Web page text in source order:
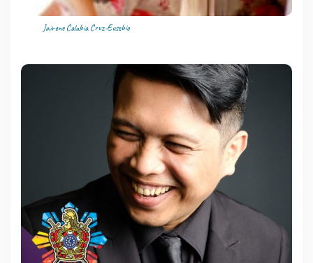
Jairene Calabia Cruz-Eusebio